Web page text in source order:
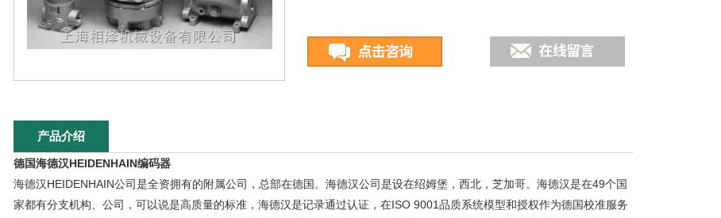
产品介绍
德国海德汉HEIDENHAIN编码器
海德汉HEIDENHAIN公司是全资拥有的附属公司，总部在德国。海德汉公司是设在绍姆堡，西北，芝加哥。海德汉是在49个国
家都有分支机构、公司，可以说是高质量的标准，海德汉是记录通过认证，在ISO 9001品质系统模型和授权作为德国校准服务